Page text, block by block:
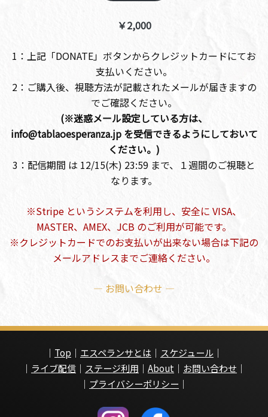
￥2,000
1：上記「DONATE」ボタンからクレジットカードにてお
支払いください。
2：ご購入後、視聴方法が記載されたメールが届きますの
でご確認ください。
(※迷惑メール設定している方は、
info@tablaoesperanza.jp を受信できるようにしておいて
ください。)
3：配信期間 は 12/15(木) 23:59 まで、１週間のご視聴と
なります。
※Stripe というシステムを利用し、安全に VISA、
MASTER、AMEX、JCB のご利用が可能です。
※クレジットカードでのお支払いが出来ない場合は下記の
メールアドレスまでご連絡ください。
— お問い合わせ —
｜ Top ｜ エスペランサとは ｜ スケジュール ｜
｜ ライブ配信 ｜ ステージ利用 ｜ About ｜ お問い合わせ ｜
｜ プライバシーポリシー ｜